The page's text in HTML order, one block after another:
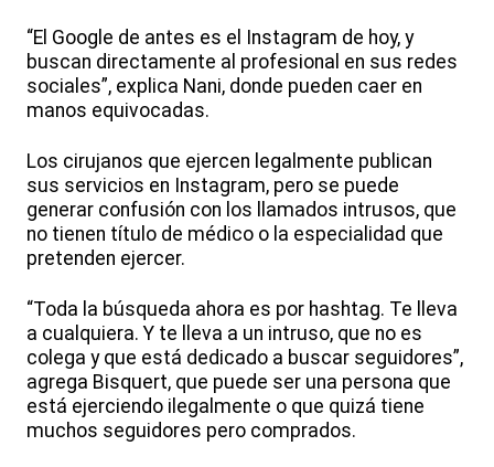
“El Google de antes es el Instagram de hoy, y
buscan directamente al profesional en sus redes
sociales”, explica Nani, donde pueden caer en
manos equivocadas.
Los cirujanos que ejercen legalmente publican
sus servicios en Instagram, pero se puede
generar confusión con los llamados intrusos, que
no tienen título de médico o la especialidad que
pretenden ejercer.
“Toda la búsqueda ahora es por hashtag. Te lleva
a cualquiera. Y te lleva a un intruso, que no es
colega y que está dedicado a buscar seguidores”,
agrega Bisquert, que puede ser una persona que
está ejerciendo ilegalmente o que quizá tiene
muchos seguidores pero comprados.